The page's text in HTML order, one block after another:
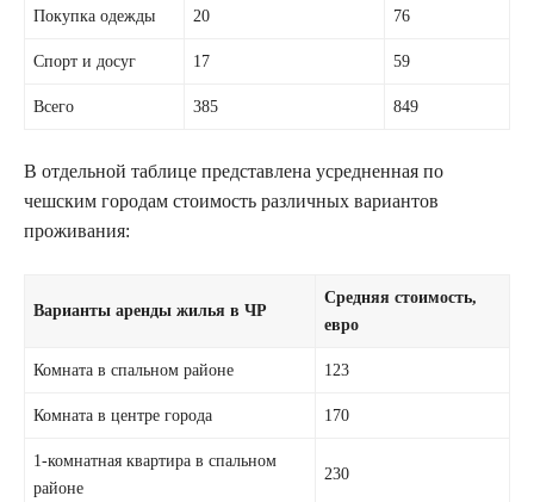
Покупка одежды 20 76
Спорт и досуг 17 59
Всего 385 849
В отдельной таблице представлена усредненная по
чешским городам стоимость различных вариантов
проживания:
Варианты аренды жилья в ЧР
Средняя стоимость,
евро
Комната в спальном районе 123
Комната в центре города 170
1-комнатная квартира в спальном
районе
230